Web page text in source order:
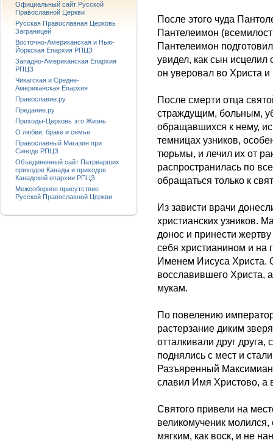
После этого чуда
Пантелеимон
Пантелеимон
увидел, как сын
он уверовал во Христа
После смерти отца
страждущим, больным,
обращавшихся к нему,
темницах узников,
тюрьмы, и лечил их от
распространилась по
обращаться только к
Из зависти врачи
христианских узников.
донос и принести
себя христианином и на
Именем Иисуса Христа.
восславившего Христа,
мукам.
По повелению
растерзание диким
отталкивали друг друга,
поднялись с мест и
Разъяренный Максимиан
славил Имя Христово, а
Святого привели на
великомученик
мягким, как воск, и не
Официальный сайт Русской
Православной Церкви
Русская Православная Церковь
Заграницей
Восточно-Американская и Нью-
Йоркская Епархия РПЦЗ
Западно-Американская Епархия
РПЦЗ
Чикагская и Средне-
Американская Епархия
Православие.ру
Предание.ру
Приходы-Церковь это Жизнь
О любви, браке и семье
Православный Магазин при
Синоде РПЦЗ
Объединенный сайт Патриарших
приходов Канады и приходов
Канадской епархии РПЦЗ
Межсоборное присутствие
Русской Православной Церкви